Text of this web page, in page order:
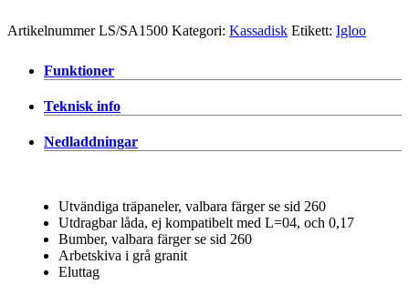
ArtikelnummerLS/SA1500 Kategori: Kassadisk Etikett: Igloo
Funktioner
Teknisk info
Nedladdningar
Utvändiga träpaneler, valbara färger se sid 260
Utdragbar låda, ej kompatibelt med L=04, och 0,17
Bumber, valbara färger se sid 260
Arbetskiva i grå granit
Eluttag